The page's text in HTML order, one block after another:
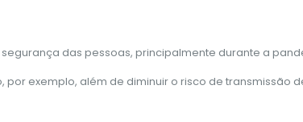
das pessoas, principalmente durante a
exemplo, além de diminuir o risco de transmissão